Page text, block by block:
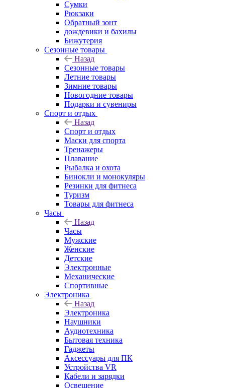
Сумки
Рюкзаки
Обратный зонт
дождевики и бахилы
Бижутерия
Сезонные товары
Назад
Сезонные товары
Летние товары
Зимние товары
Новогодние товары
Подарки и сувениры
Спорт и отдых
Назад
Спорт и отдых
Маски для спорта
Тренажеры
Плавание
Рыбалка и охота
Бинокли и монокуляры
Резинки для фитнеса
Туризм
Товары для фитнеса
Часы
Назад
Часы
Мужские
Женские
Детские
Электронные
Механические
Спортивные
Электроника
Назад
Электроника
Наушники
Аудиотехника
Бытовая техника
Гаджеты
Аксессуары для ПК
Устройства VR
Кабели и зарядки
Освещение